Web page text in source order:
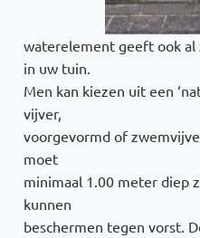
waterelement geeft ook al
in uw tuin.
Men kan kiezen uit een
vijver,
voorgevormd of
moet
minimaal 1.00 meter diep
kunnen
beschermen tegen vorst.